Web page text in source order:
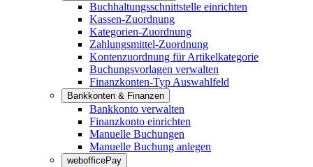
Buchhaltungsschnittstelle einrichten
Kassen-Zuordnung
Kategorien-Zuordnung
Zahlungsmittel-Zuordnung
Kontenzuordnung für Artikelkategorie
Buchungsvorlagen verwalten
Finanzkonten-Typ Auswahlfeld
Bankkonten & Finanzen
Bankkonto verwalten
Finanzkonto einrichten
Manuelle Buchungen
Manuelle Buchung anlegen
webofficePay